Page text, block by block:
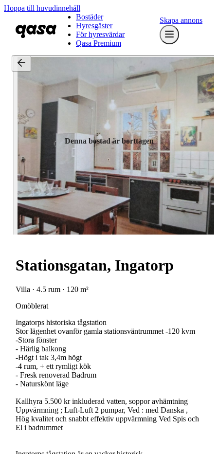
Hoppa till huvudinnehåll
Bostäder
Hyresgäster
För hyresvärdar
Qasa Premium
Skapa annons
Denna bostad är borttagen
Stationsgatan, Ingatorp
Villa · 4.5 rum · 120 m²
Omöblerat
Ingatorps historiska tågstation
Stor lägenhet ovanför gamla stationsväntrummet -120 kvm
-Stora fönster
- Härlig balkong
-Högt i tak 3,4m högt
-4 rum, + ett rymligt kök
- Fresk renoverad Badrum
- Naturskönt läge
Kallhyra 5.500 kr inkluderad vatten, soppor avhämtning
Uppvärmning ; Luft-Luft 2 pumpar, Ved : med Danska ,
Hög kvalitet och snabbt effektiv uppvärmning Ved Spis och
El i badrummet